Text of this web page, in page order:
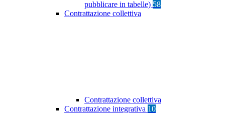
pubblicare in tabelle) 58
Contrattazione collettiva
Contrattazione collettiva
Contrattazione integrativa 10